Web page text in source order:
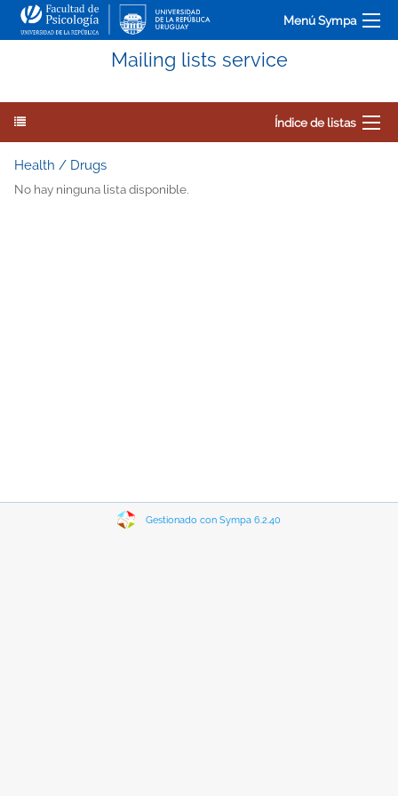
Menú Sympa
Mailing lists service
Índice de listas
Health / Drugs
No hay ninguna lista disponible.
Gestionado con Sympa 6.2.40